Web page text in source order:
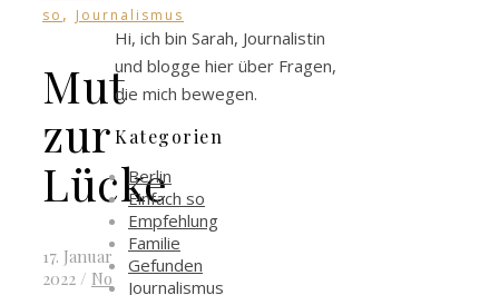
so , Journalismus
Mut
zur
Lücke
17. Januar
2022 / No
Hi, ich bin Sarah, Journalistin
und blogge hier über Fragen,
die mich bewegen.
Kategorien
Berlin
Einfach so
Empfehlung
Familie
Gefunden
Journalismus